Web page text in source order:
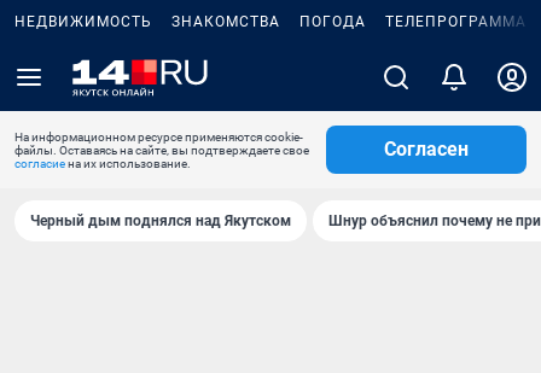
НЕДВИЖИМОСТЬ ЗНАКОМСТВА ПОГОДА ТЕЛЕПРОГРАММА
На информационном ресурсе применяются cookie-
файлы. Оставаясь на сайте, вы подтверждаете свое
согласиена их использование.
Согласен
Черный дым поднялся над Якутском Шнур объяснил почему не